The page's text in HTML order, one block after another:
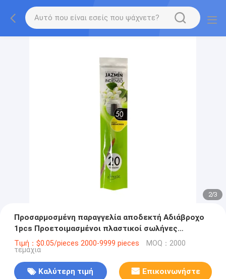
2/3
Προσαρμοσμένη παραγγελία αποδεκτή Αδιάβροχο
1pcs Προετοιμασμένοι πλαστικοί σωλήνες
συσκευασία σακούλες
Τιμή：$0.05/pieces 2000-9999 pieces MOQ：2000
τεμάχια
Καλύτερη τιμή Επικοινωνήστε